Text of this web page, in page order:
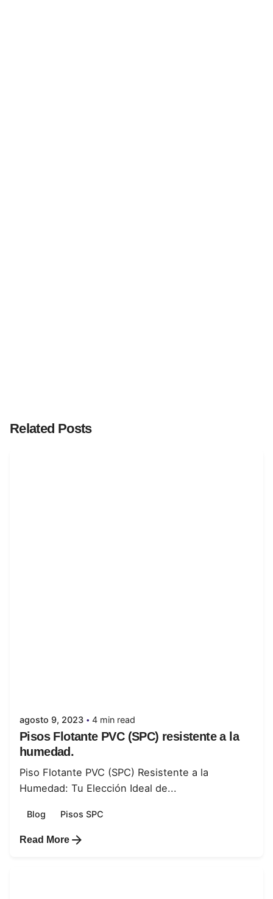
Related Posts
agosto 9, 2023 4 min read
Pisos Flotante PVC (SPC) resistente a la
humedad.
Piso Flotante PVC (SPC) Resistente a la
Humedad: Tu Elección Ideal de...
Blog Pisos SPC
Read More